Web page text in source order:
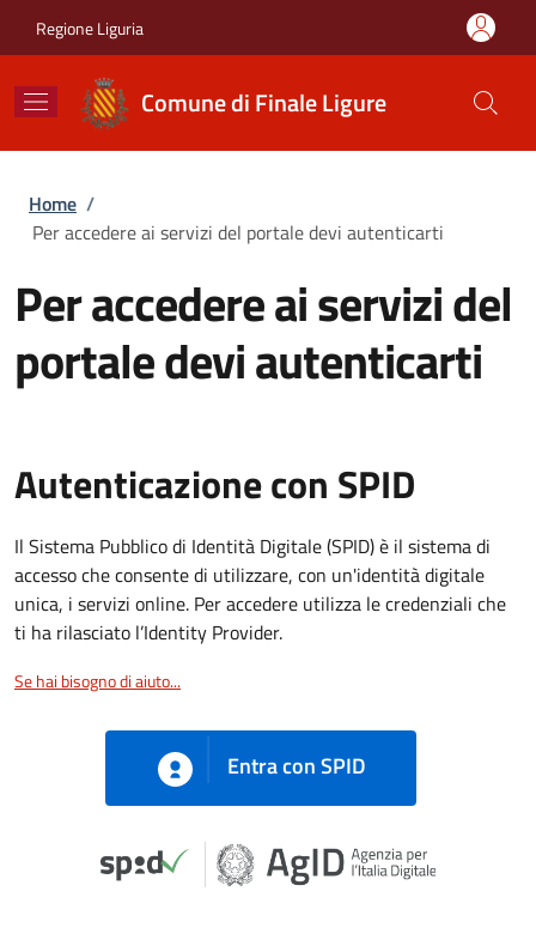
Regione Liguria
Comune di Finale Ligure
Briciole di pane
Home /
Per accedere ai servizi del portale devi autenticarti
Per accedere ai servizi del
portale devi autenticarti
Autenticazione con SPID
Il Sistema Pubblico di Identità Digitale (SPID) è il sistema di
accesso che consente di utilizzare, con un'identità digitale
unica, i servizi online. Per accedere utilizza le credenziali che
ti ha rilasciato l’Identity Provider.
Se hai bisogno di aiuto...
Entra con SPID